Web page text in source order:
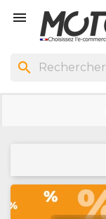

search